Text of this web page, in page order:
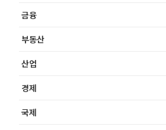
금융
부동산
산업
경제
국제